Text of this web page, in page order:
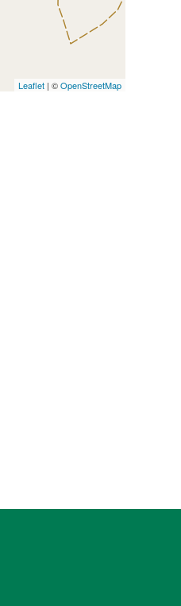
Leaflet| ©OpenStreetMap